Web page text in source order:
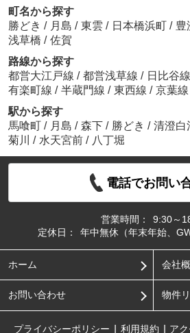
町名から探す
勝どき / 月島 / 東雲 / 日本橋浜町 / 豊
浅草橋 / 佐賀
路線から探す
都営大江戸線 / 都営浅草線 / 日比谷線
有楽町線 / 半蔵門線 / 東西線 / 京葉線
駅から探す
馬喰町 / 月島 / 森下 / 勝どき / 清澄白
菊川
/ 水天宮前 / 八丁堀
電話でお問い
営業時間：
9:30～
定休日：
年中無休（年末年始、
ホーム 会社
お問い合わせ 物件
プライバシーポリシー 利用規約 ア